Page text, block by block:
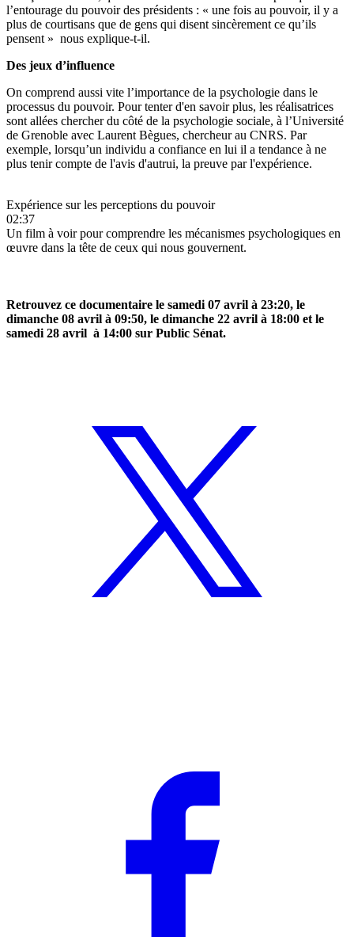
l’entourage du pouvoir des présidents : « une fois au pouvoir, il y a
plus de courtisans que de gens qui disent sincèrement ce qu’ils
pensent » nous explique-t-il.
Des jeux d’influence
On comprend aussi vite l’importance de la psychologie dans le
processus du pouvoir. Pour tenter d'en savoir plus, les réalisatrices
sont allées chercher du côté de la psychologie sociale, à l’Université
de Grenoble avec Laurent Bègues, chercheur au CNRS. Par
exemple, lorsqu’un individu a confiance en lui il a tendance à ne
plus tenir compte de l'avis d'autrui, la preuve par l'expérience.
Expérience sur les perceptions du pouvoir
02:37
Un film à voir pour comprendre les mécanismes psychologiques en
œuvre dans la tête de ceux qui nous gouvernent.
Retrouvez ce documentaire le samedi 07 avril à 23:20, le
dimanche 08 avril à 09:50, le dimanche 22 avril à 18:00 et le
samedi 28 avril à 14:00 sur Public Sénat.